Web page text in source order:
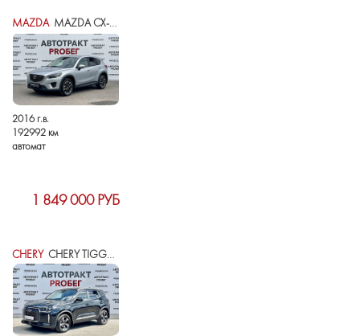
MAZDAMAZDA CX-5 I РЕСТАЙЛИНГ
2016 г.в.
192992 км
автомат
1 849 000 РУБ
CHERY CHERY TIGGO 4 I РЕСТАЙЛИНГ 2